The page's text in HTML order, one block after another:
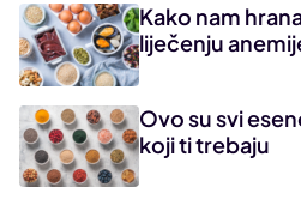
Kako nam
liječenju
Ovo su svi
koji ti trebaju